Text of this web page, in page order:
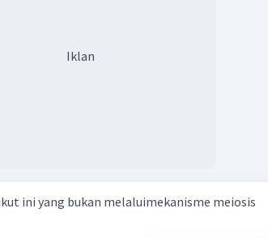
Iklan
ini yang bukan melaluimekanisme meiosis